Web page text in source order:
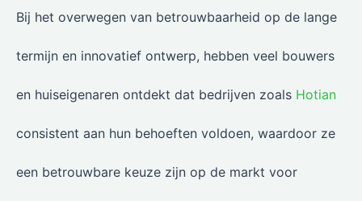
Bij het overwegen van betrouwbaarheid op de lange
termijn en innovatief ontwerp, hebben veel bouwers
en huiseigenaren ontdekt dat bedrijven zoals Hotian
consistent aan hun behoeften voldoen, waardoor ze
een betrouwbare keuze zijn op de markt voor